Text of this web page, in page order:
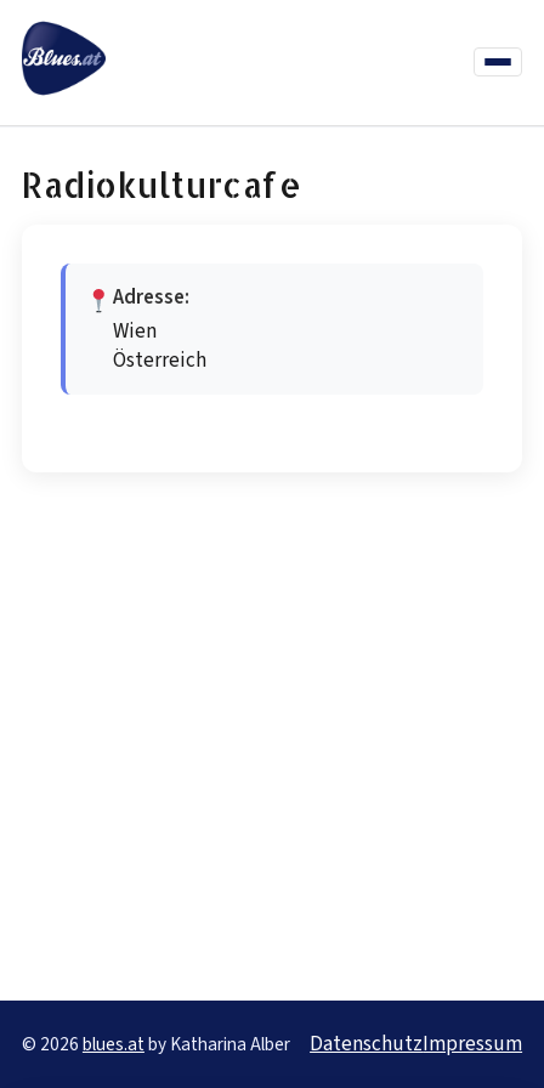
Inhalt
springen
Menü
Radiokulturcafe
Adresse:
Wien
Österreich
© 2026blues.atby Katharina Alber DatenschutzImpressum